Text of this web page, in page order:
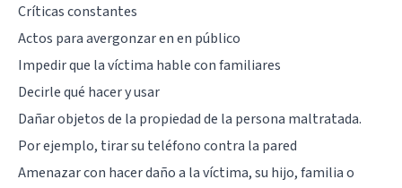
Críticas constantes
Actos para avergonzar en en público
Impedir que la víctima hable con familiares
Decirle qué hacer y usar
Dañar objetos de la propiedad de la persona maltratada.
Por ejemplo, tirar su teléfono contra la pared
Amenazar con hacer daño a la víctima, su hijo, familia o